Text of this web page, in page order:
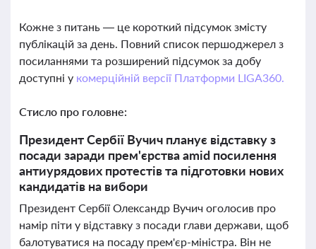
Кожне з питань — це короткий підсумок змісту
публікацій за день. Повний список першоджерел з
посиланнями та розширений підсумок за добу
доступні у комерційній версії Платформи LIGA360.
Стисло про головне:
Президент Сербії Вучич планує відставку з
посади заради прем'єрства amid посилення
антиурядових протестів та підготовки нових
кандидатів на вибори
Президент Сербії Олександр Вучич оголосив про
намір піти у відставку з посади глави держави, щоб
балотуватися на посаду прем'єр-міністра. Він не